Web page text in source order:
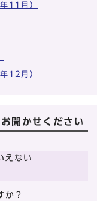
11月）
12月）
聞かせください
えない
か？